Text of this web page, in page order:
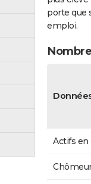
porte que
emploi.
Actifs